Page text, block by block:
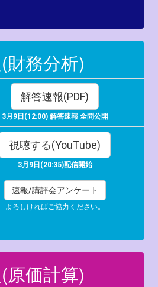
財務分析)
解答速報(PDF)
3月9日(12:00) 解答速報 全問公開
視聴する(YouTube)
3月9日(20:35)配信開始
速報/講評会アンケート
よろしければご協力ください。
原価計算)